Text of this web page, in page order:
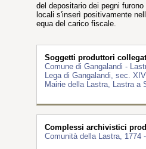
del depositario dei pegni
locali s'inserì positivamente
equa del carico fiscale.
Soggetti produttori
Comune di Gangalandi -
Lega di Gangalandi, sec.
Mairie della Lastra, Lastra a
Complessi archivistici
Comunità della Lastra, 1774